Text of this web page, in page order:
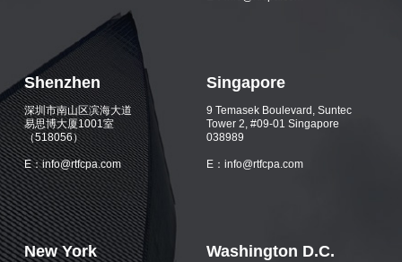
Shenzhen
深圳市南山区滨海大道
易思博大厦1001室
（518056）
E：info@rtfcpa.com
Singapore
9 Temasek Boulevard, Suntec
Tower 2, #09-01 Singapore
038989
E：info@rtfcpa.com
New York Washington D.C.